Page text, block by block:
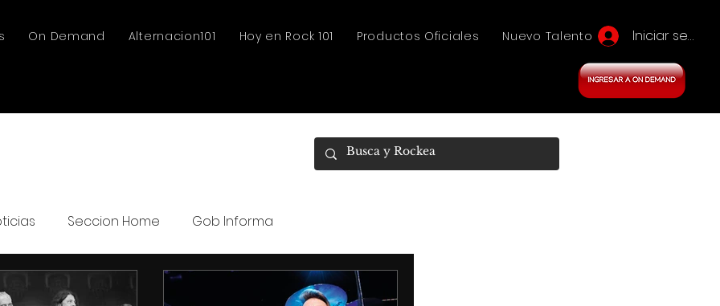
On Demand Alternacion101 Hoy en Rock 101 Productos Oficiales Nuevo Talento Iniciar sesión
Seccion Home Gob Informa